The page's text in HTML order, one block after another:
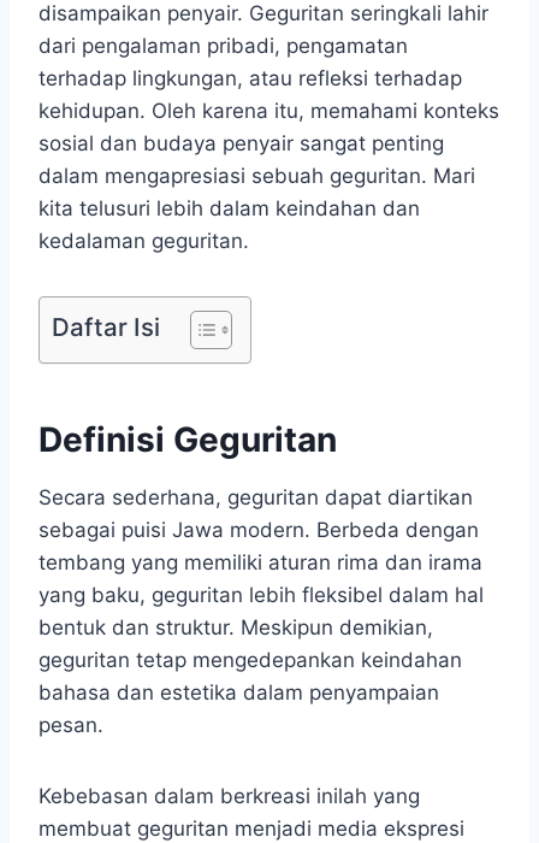
disampaikan penyair. Geguritan seringkali lahir
dari pengalaman pribadi, pengamatan
terhadap lingkungan, atau refleksi terhadap
kehidupan. Oleh karena itu, memahami konteks
sosial dan budaya penyair sangat penting
dalam mengapresiasi sebuah geguritan. Mari
kita telusuri lebih dalam keindahan dan
kedalaman geguritan.
Daftar Isi
Definisi Geguritan
Secara sederhana, geguritan dapat diartikan
sebagai puisi Jawa modern. Berbeda dengan
tembang yang memiliki aturan rima dan irama
yang baku, geguritan lebih fleksibel dalam hal
bentuk dan struktur. Meskipun demikian,
geguritan tetap mengedepankan keindahan
bahasa dan estetika dalam penyampaian
pesan.
Kebebasan dalam berkreasi inilah yang
membuat geguritan menjadi media ekspresi